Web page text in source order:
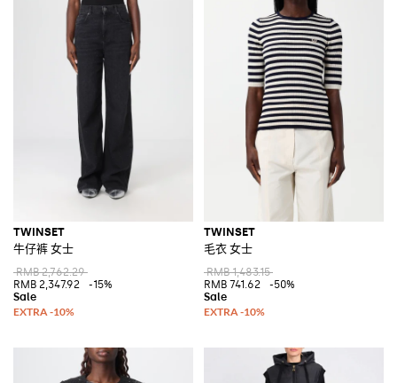
TWINSET
牛仔裤 女士
RMB 2,762.29
RMB 2,347.92
-15%
TWINSET
毛衣 女士
RMB 1,483.15
RMB 741.62
-50%